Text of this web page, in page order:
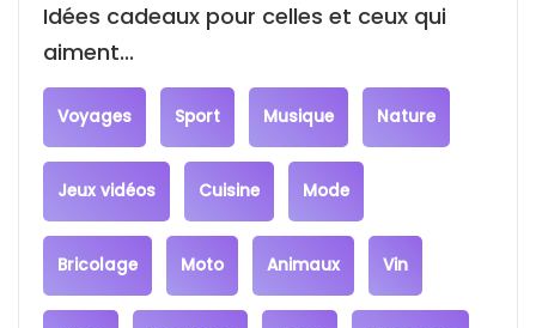
Idées cadeaux pour celles et ceux qui
aiment...
Voyages Sport Musique Nature
Jeux vidéos Cuisine Mode
Bricolage Moto Animaux Vin